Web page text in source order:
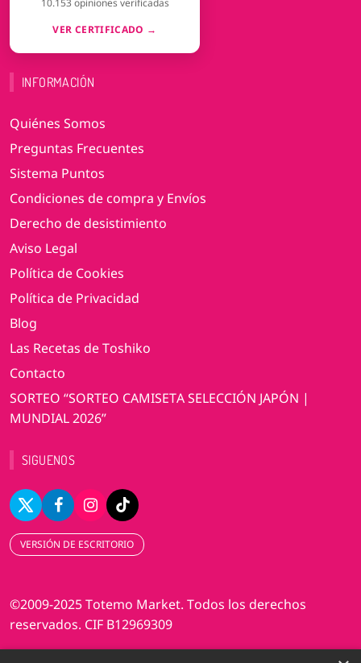
VER CERTIFICADO →
INFORMACIÓN
Quiénes Somos
Preguntas Frecuentes
Sistema Puntos
Condiciones de compra y Envíos
Derecho de desistimiento
Aviso Legal
Política de Cookies
Política de Privacidad
Blog
Las Recetas de Toshiko
Contacto
SORTEO “SORTEO CAMISETA SELECCIÓN JAPÓN |
MUNDIAL 2026”
SIGUENOS
VERSIÓN DE ESCRITORIO
©2009-2025 Totemo Market. Todos los derechos
reservados. CIF B12969309